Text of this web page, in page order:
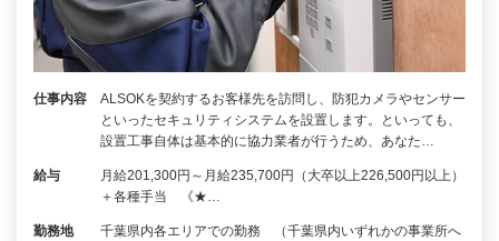
仕事内容
ALSOKを契約するお客様先を訪問し、防犯カメラやセンサー
といったセキュリティシステムを設置します。といっても、
設置工事自体は基本的に協力業者が行うため、あなた…
給与
月給201,300円～月給235,700円（大卒以上226,500円以上）
＋各種手当 《★…
勤務地
千葉県内各エリアでの勤務 （千葉県内いずれかの事業所へ